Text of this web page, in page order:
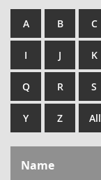
A B C
I J K
Q R S
Y Z
Name